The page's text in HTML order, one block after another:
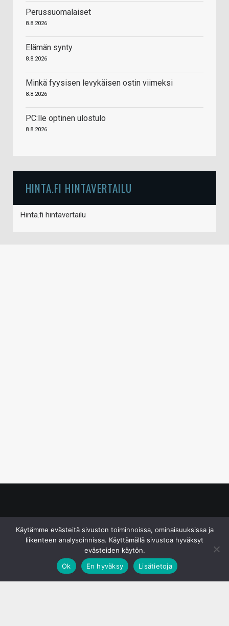
Perussuomalaiset
8.8.2026
Elämän synty
8.8.2026
Minkä fyysisen levykäisen ostin viimeksi
8.8.2026
PC:lle optinen ulostulo
8.8.2026
HINTA.FI HINTAVERTAILU
Hinta.fi hintavertailu
Käytämme evästeitä sivuston toiminnoissa, ominaisuuksissa ja
liikenteen analysoinnissa. Käyttämällä sivustoa hyväksyt
evästeiden käytön.
Ok
En hyväksy Lisätietoja